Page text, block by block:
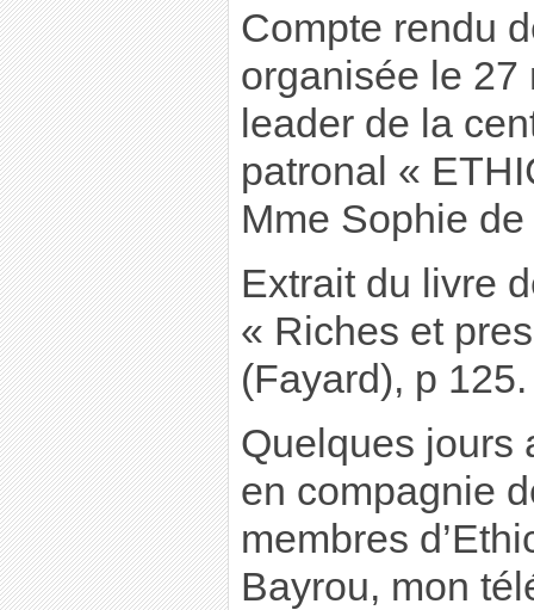
Compte rendu
organisée le 27
leader de la
patronal «
Mme Sophie
Extrait du livre
« Riches et
(Fayard), p 125.
Quelques jours
en compagnie
membres
Bayrou, mon